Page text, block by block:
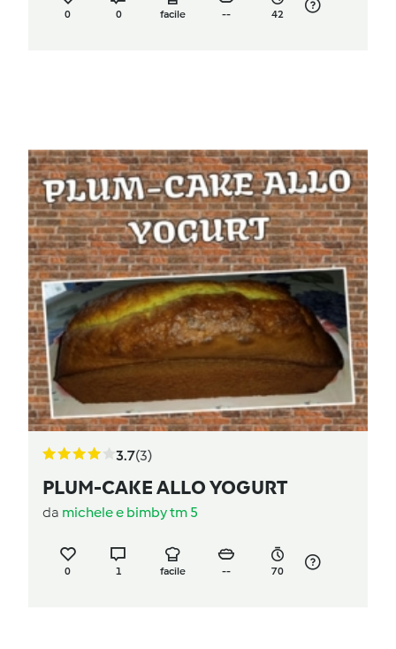
0 0 facile -- 42
3.7(3)
PLUM-CAKE ALLO YOGURT
da michele e bimby tm 5
0 1 facile -- 70